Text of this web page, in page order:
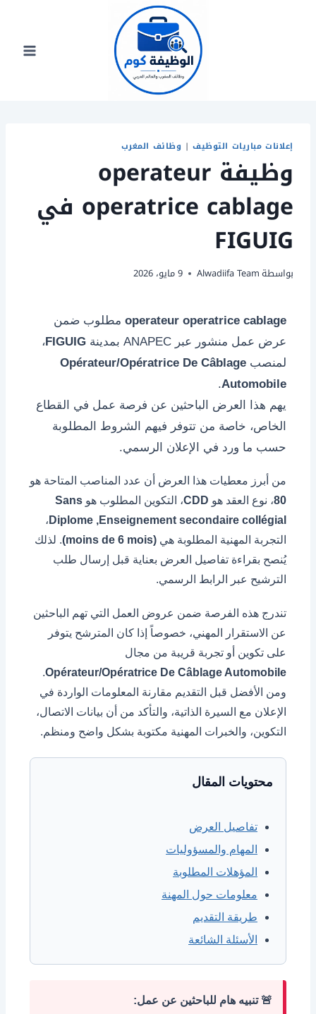
إعلانات مباريات التوظيف| وظائف المغرب
وظيفة operateur
operatrice cablage في
FIGUIG
بواسطةAlwadiifa Team 9 مايو، 2026
operateur operatrice cablage مطلوب ضمن
عرض عمل منشور عبر ANAPEC بمدينة
FIGUIG ،
لمنصب Opérateur/Opératrice De Câblage
Automobile
.
يهم هذا العرض الباحثين عن فرصة عمل في القطاع
الخاص، خاصة من تتوفر فيهم الشروط المطلوبة
حسب ما ورد في الإعلان الرسمي.
من أبرز معطيات هذا العرض أن عدد المناصب المتاحة هو
80، نوع العقد هو CDD، التكوين المطلوب هو Sans
Diplome ,Enseignement secondaire collégial ،
التجربة المهنية المطلوبة هي (moins de 6 mois)
. لذلك
يُنصح بقراءة تفاصيل العرض بعناية قبل إرسال طلب
الترشيح عبر الرابط الرسمي.
تندرج هذه الفرصة ضمن عروض العمل التي تهم الباحثين
عن الاستقرار المهني، خصوصاً إذا كان المترشح يتوفر
على تكوين أو تجربة قريبة من مجال
Opérateur/Opératrice De Câblage Automobile
.
ومن الأفضل قبل التقديم مقارنة المعلومات الواردة في
الإعلان مع السيرة الذاتية، والتأكد من أن بيانات الاتصال،
التكوين، والخبرات المهنية مكتوبة بشكل واضح ومنظم.
محتويات المقال
تفاصيل العرض
المهام والمسؤوليات
المؤهلات المطلوبة
معلومات حول المهنة
طريقة التقديم
الأسئلة الشائعة
🚨 تنبيه هام للباحثين عن عمل: